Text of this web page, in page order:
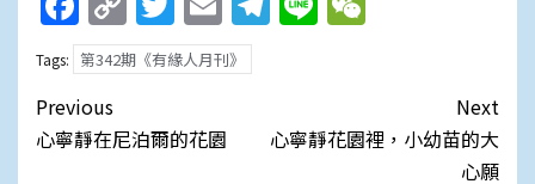
Link
Tags: 第342期《有緣人月刊》
Post
navigation
Previous
心寧靜在尼泊爾的花園
Next
心寧靜花園裡，小幼苗的大
心願